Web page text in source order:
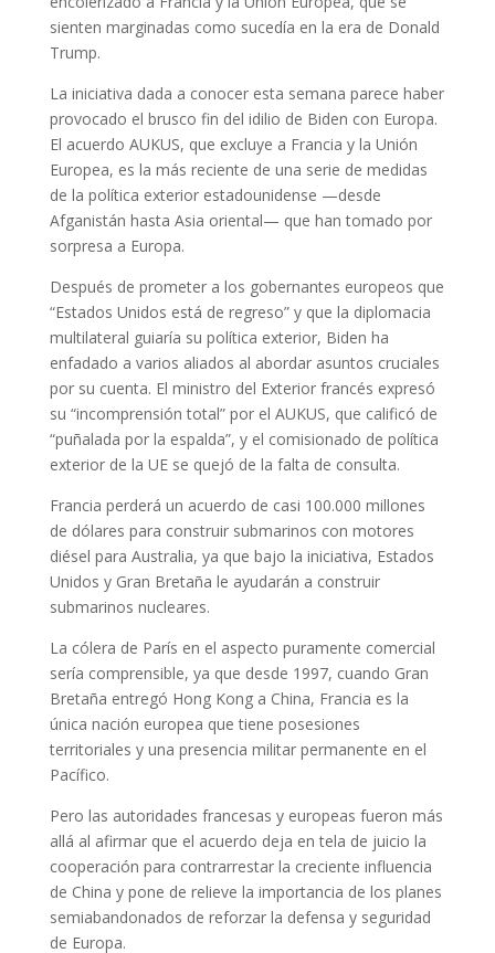
sienten marginadas como sucedía en la era de Donald
Trump.
La iniciativa dada a conocer esta semana parece haber
provocado el brusco fin del idilio de Biden con Europa.
El acuerdo AUKUS, que excluye a Francia y la Unión
Europea, es la más reciente de una serie de medidas
de la política exterior estadounidense —desde
Afganistán hasta Asia oriental— que han tomado por
sorpresa a Europa.
Después de prometer a los gobernantes europeos que
“Estados Unidos está de regreso” y que la diplomacia
multilateral guiaría su política exterior, Biden ha
enfadado a varios aliados al abordar asuntos cruciales
por su cuenta. El ministro del Exterior francés expresó
su “incomprensión total” por el AUKUS, que calificó de
“puñalada por la espalda”, y el comisionado de política
exterior de la UE se quejó de la falta de consulta.
Francia perderá un acuerdo de casi 100.000 millones
de dólares para construir submarinos con motores
diésel para Australia, ya que bajo la iniciativa, Estados
Unidos y Gran Bretaña le ayudarán a construir
submarinos nucleares.
La cólera de París en el aspecto puramente comercial
sería comprensible, ya que desde 1997, cuando Gran
Bretaña entregó Hong Kong a China, Francia es la
única nación europea que tiene posesiones
territoriales y una presencia militar permanente en el
Pacífico.
Pero las autoridades francesas y europeas fueron más
allá al afirmar que el acuerdo deja en tela de juicio la
cooperación para contrarrestar la creciente influencia
de China y pone de relieve la importancia de los planes
semiabandonados de reforzar la defensa y seguridad
de Europa.